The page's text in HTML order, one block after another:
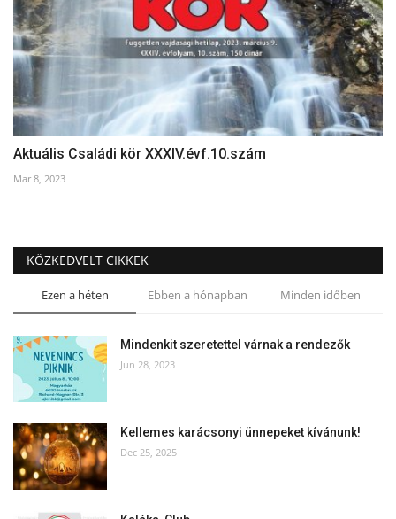
Aktuális Családi kör XXXIV.évf.10.szám
Mar 8, 2023
KÖZKEDVELT CIKKEK
Ezen a héten Ebben a hónapban Minden időben
Mindenkit szeretettel várnak a rendezők
Jun 28, 2023
Kellemes karácsonyi ünnepeket kívánunk!
Dec 25, 2025